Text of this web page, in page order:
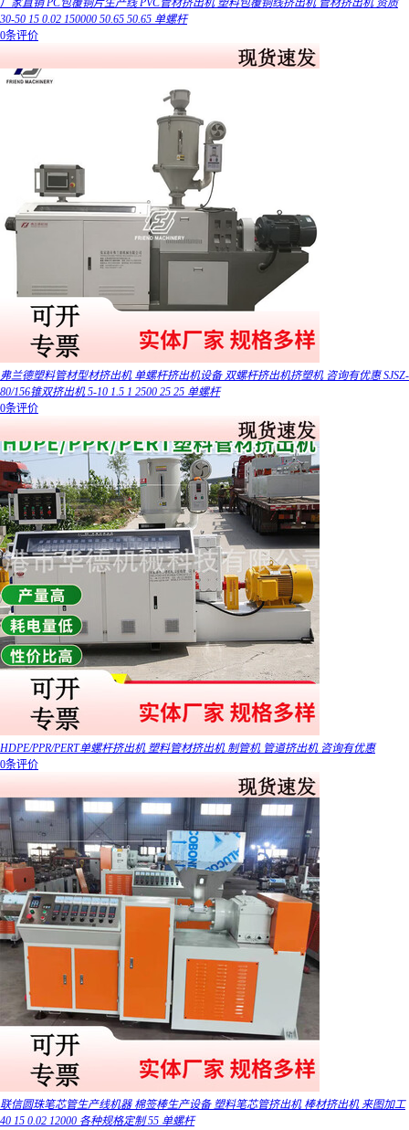
厂家直销 PC包覆铜片生产线 PVC管材挤出机 塑料包覆铜线挤出机 管材挤出机 资质
30-50 15 0.02 150000 50.65 50.65 单螺杆
0条评价
弗兰德塑料管材型材挤出机 单螺杆挤出机设备 双螺杆挤出机挤塑机 咨询有优惠 SJSZ-
80/156锥双挤出机 5-10 1.5 1 2500 25 25 单螺杆
0条评价
HDPE/PPR/PERT单螺杆挤出机 塑料管材挤出机 制管机 管道挤出机 咨询有优惠
0条评价
联信圆珠笔芯管生产线机器 棉签棒生产设备 塑料笔芯管挤出机 棒材挤出机 来图加工
40 15 0.02 12000 各种规格定制 55 单螺杆